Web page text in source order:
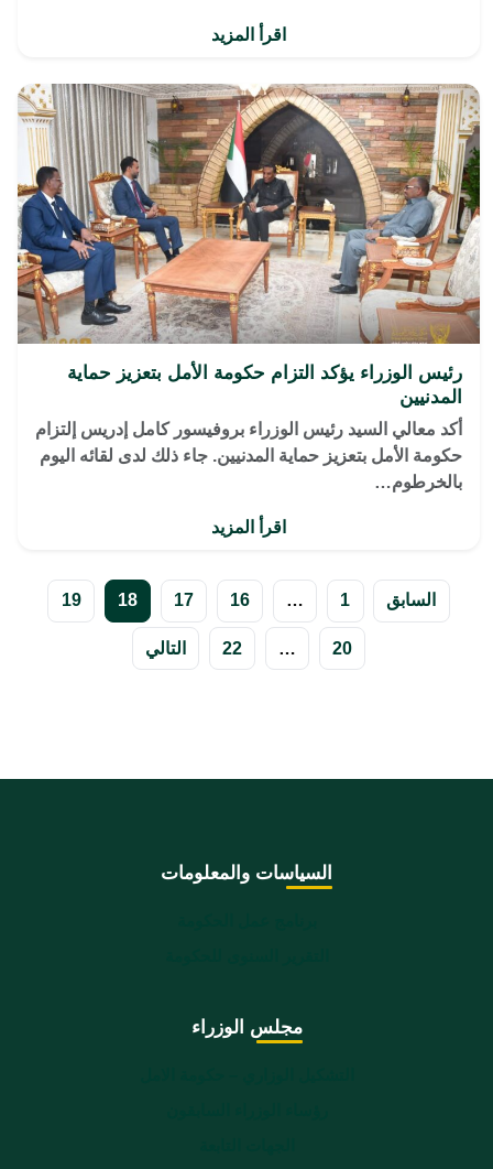
اقرأ المزيد
رئيس الوزراء يؤكد التزام حكومة الأمل بتعزيز حماية
المدنيين
أكد معالي السيد رئيس الوزراء بروفيسور كامل إدريس إلتزام
حكومة الأمل بتعزيز حماية المدنيين. جاء ذلك لدى لقائه اليوم
بالخرطوم…
اقرأ المزيد
تعدد
صفحات
السابق 1
…
16
17
18
19
20
…
22 التالي
السياسات والمعلومات
مجلس الوزراء